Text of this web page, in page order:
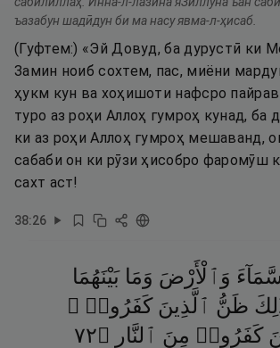
ъазабун шадӣдун би ма насу явма-л-ҳисаб.
(Гуфтем:) «Эй Довуд, ба дурустӣ ки
Замин ноиб сохтем, пас, миёни
ҳукм кун ва хоҳишоти нафсро
туро аз роҳи Аллоҳ гумроҳ кунад, ба
ки аз роҳи Аллоҳ гумроҳ мешаванд,
сабаби он ки рӯзи ҳисобро фаромӯш
сахт аст!
38:26
وَٱلْأَرْضَ وَمَا بَيْنَهُمَا
ظَنُّ ٱلَّذِينَ كَفَرُوا۟ ۚ
كَفَرُوا۟ مِنَ ٱلنَّارِ ۝٢٧